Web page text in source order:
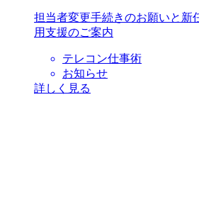
担当者変更手続きのお願いと新
用支援のご案内
テレコン仕事術
お知らせ
詳しく見る